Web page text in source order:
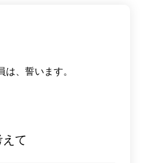
、誓います。
て